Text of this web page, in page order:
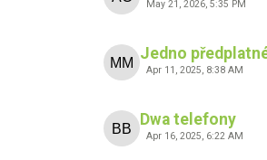
May 21, 2026, 5:35 PM
Jedno
Apr 11, 2025, 8:38 AM
Dwa telefony
Apr 16, 2025, 6:22 AM